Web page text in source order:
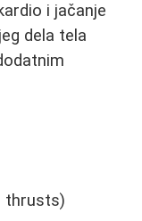
i jačanje
dela tela
thrusts)